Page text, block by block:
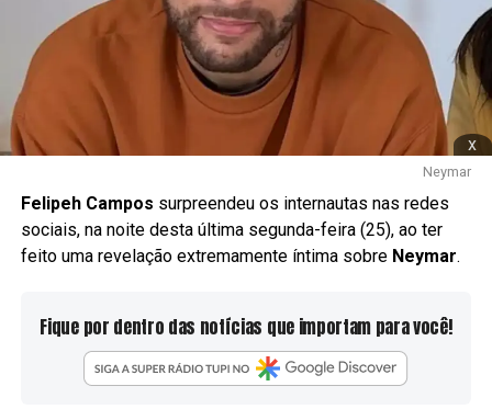
x
Neymar
Felipeh Campos surpreendeu os internautas nas redes
sociais, na noite desta última segunda-feira (25), ao ter
feito uma revelação extremamente íntima sobre Neymar.
Fique por dentro das notícias que importam para você!